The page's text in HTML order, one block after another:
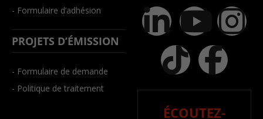
- Formulaire d’adhésion
PROJETS D’ÉMISSION
- Formulaire de demande
- Politique de traitement
ÉCOUTEZ-